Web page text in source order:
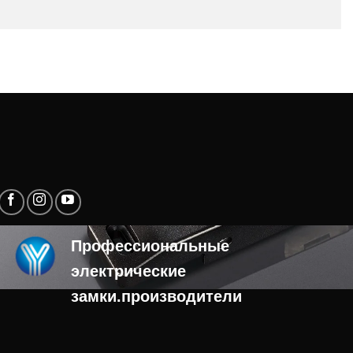
Профессиональные
электрические
замки.производители